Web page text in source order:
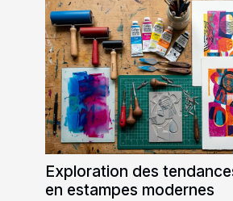
Exploration des
en estampes modernes